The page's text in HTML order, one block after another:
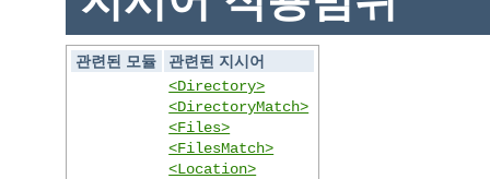
관련된 모듈
관련된 지시어
<Directory>
<DirectoryMatch>
<Files>
<FilesMatch>
<Location>